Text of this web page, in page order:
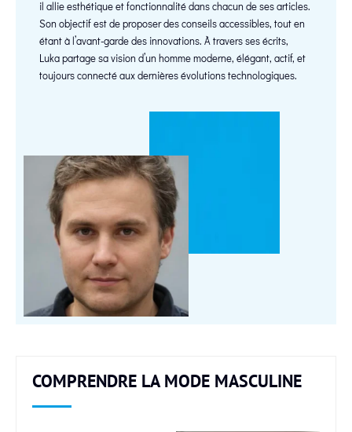
il allie esthétique et fonctionnalité dans chacun de ses articles.
Son objectif est de proposer des conseils accessibles, tout en
étant à l’avant-garde des innovations. À travers ses écrits,
Luka partage sa vision d’un homme moderne, élégant, actif, et
toujours connecté aux dernières évolutions technologiques.
COMPRENDRE LA MODE MASCULINE